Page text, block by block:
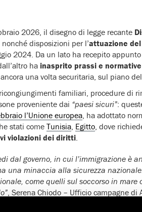
2026, il disegno di legge recante
nonché disposizioni per l’attuazione
2024. Da un lato ha recepito
ha inasprito prassi e normative
una volta securitaria, sul piano
familiari, procedure di
proveniente dai “paesi sicuri”:
l’Unione europea, ha adottato
stati come Tunisia, Egitto, dove
violazioni dei diritti.
dal governo, in cui l’immigrazione è
una minaccia alla sicurezza
come quelli sul soccorso in mare
, Serena Chiodo – Ufficio campagne di